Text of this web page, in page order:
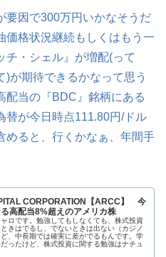
要因で300万円いかなそうだ
価格状況継続もしくはもう一
チ・シェル』が増配(って
が期待できるかなって思う
配当の『BDC』銘柄にある
替が今日時点111.80円/ドル
めると、行くかなぁ、年間手
CORPORATION【ARCC】 今
高配当8%超えのアメリカ株
ロです。勉強してもしなくても、株式投資
きはでるし、でないときは出ない（カジノ
、中長期では確実に差がでるもんです。学
ったけど、株式投資に関する勉強はナチュ